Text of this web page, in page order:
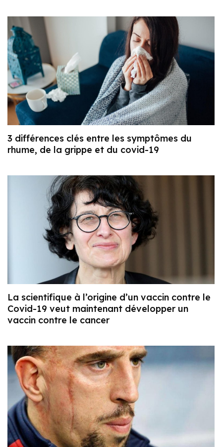
3 différences clés entre les symptômes du
rhume, de la grippe et du covid-19
La scientifique à l’origine d’un vaccin contre le
Covid-19 veut maintenant développer un
vaccin contre le cancer